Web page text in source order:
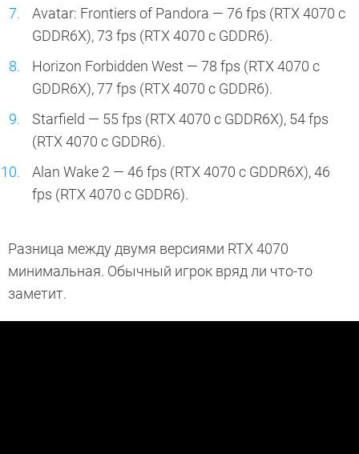
Avatar: Frontiers of Pandora — 76 fps (RTX 4070 с
GDDR6X), 73 fps (RTX 4070 с GDDR6).
Horizon Forbidden West — 78 fps (RTX 4070 с
GDDR6X), 77 fps (RTX 4070 с GDDR6).
Starfield — 55 fps (RTX 4070 с GDDR6X), 54 fps
(RTX 4070 с GDDR6).
Alan Wake 2 — 46 fps (RTX 4070 с GDDR6X), 46
fps (RTX 4070 с GDDR6).
Разница между двумя версиями RTX 4070
минимальная. Обычный игрок вряд ли что-то
заметит.